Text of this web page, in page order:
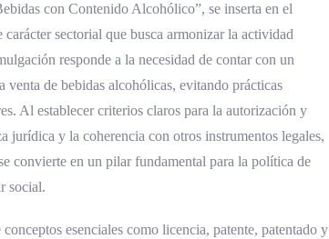
con Contenido Alcohólico”, se inserta en el
sectorial que busca armonizar la actividad
responde a la necesidad de contar con un
de bebidas alcohólicas, evitando prácticas
Al establecer criterios claros para la autorización y
jurídica y la coherencia con otros instrumentos legales,
convierte en un pilar fundamental para la política de
social.
esenciales como licencia, patente, patentado y